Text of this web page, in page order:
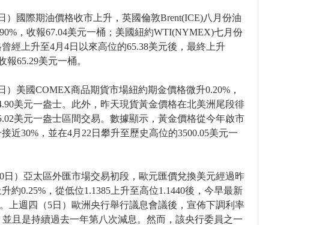
）國際期油價格收市上升，英國倫敦Brent(ICE)八月份油
，收報67.04美元一桶；美國紐約WTI(NYMEX)七月份
經上升至4月4日以來高位的65.38美元後，最終上升
報65.29美元一桶。
）美國COMEX商品期貨市場紐約期金價格微升0.20%，
美元一盎士。此外，昨天現貨黃金價格在北美洲尾段徘
美元一盎士區間交易。數據顯示，黃金價格從今年啟市
近30%，並在4月22日攀升至歷史高位的3500.05美元一
日）亞太區外匯市場交易初段，歐元匯價兌換美元經過昨
約0.25%，從低位1.1385上升至高位1.1440後，今早最新
上週四（5日）歐洲央行舉行議息會議後，宣佈下調利率
並且是持續過去一年第八次減息。然而，該央行委員之一